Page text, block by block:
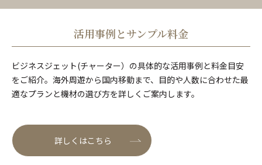
活用事例とサンプル料金
ビジネスジェット(チャーター）の具体的な活用事例と料金目安
をご紹介。海外周遊から国内移動まで、目的や人数に合わせた最
適なプランと機材の選び方を詳しくご案内します。
詳しくはこちら